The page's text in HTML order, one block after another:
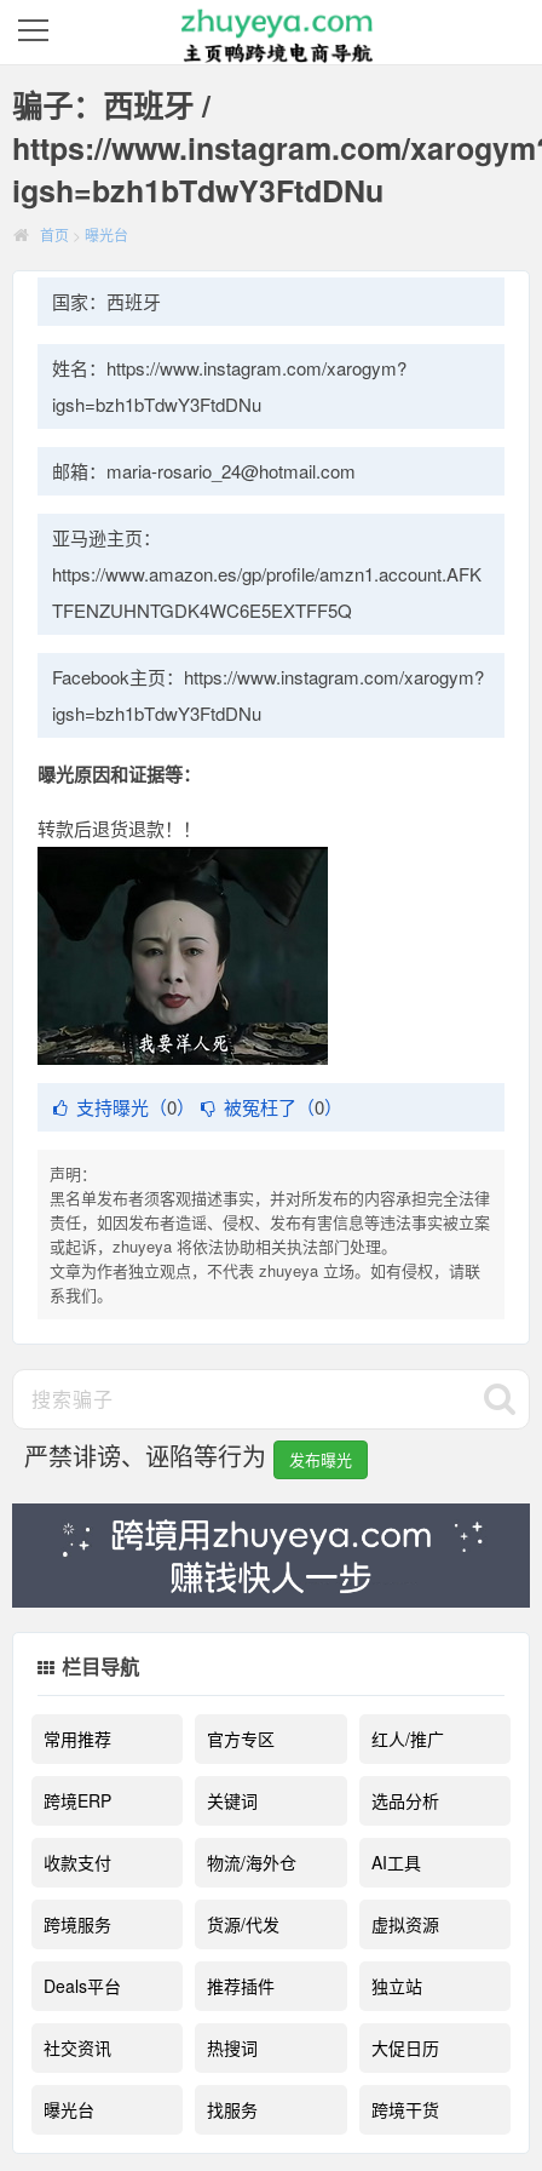
骗子：西班牙 /
https://www.instagram.com/
igsh=bzh1bTdwY3FtdDNu
首页 > 曝光台
国家：西班牙
姓名：https://www.instagram.com/xarogym?
igsh=bzh1bTdwY3FtdDNu
邮箱：maria-rosario_24@hotmail.com
亚马逊主页：
https://www.amazon.es/gp/profile/amzn1.account.AFK
TFENZUHNTGDK4WC6E5EXTFF5Q
Facebook主页：https://www.instagram.com/xarogym?
igsh=bzh1bTdwY3FtdDNu
曝光原因和证据等：
转款后退货退款！！
支持曝光（0） 被冤枉了（0）
声明：
黑名单发布者须客观描述事实，并对所发布的内容承担完全法律
责任，如因发布者造谣、侵权、发布有害信息等违法事实被立案
或起诉，zhuyeya 将依法协助相关执法部门处理。
文章为作者独立观点，不代表 zhuyeya 立场。如有侵权，请联
系我们。
严禁诽谤、诬陷等行为 发布曝光
栏目导航
常用推荐 官方专区 红人/推广
跨境ERP 关键词 选品分析
收款支付 物流/海外仓 AI工具
跨境服务 货源/代发 虚拟资源
Deals平台 推荐插件 独立站
社交资讯 热搜词 大促日历
曝光台 找服务 跨境干货